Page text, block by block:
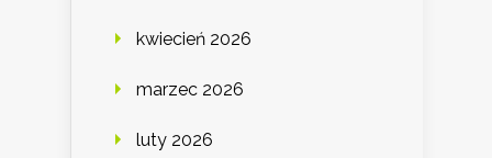
kwiecień 2026
marzec 2026
luty 2026